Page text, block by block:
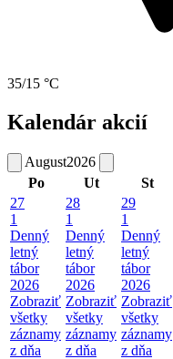
35/15 °C
Kalendár akcií
August2026
Po
Ut St
27
1
Denný
letný
tábor
2026
Zobraziť
všetky
záznamy
z dňa
28
1
Denný
letný
tábor
2026
Zobraziť
všetky
záznamy
z dňa
29
1
Denný
letný
tábor
2026
Zobraziť
všetky
záznamy
z dňa